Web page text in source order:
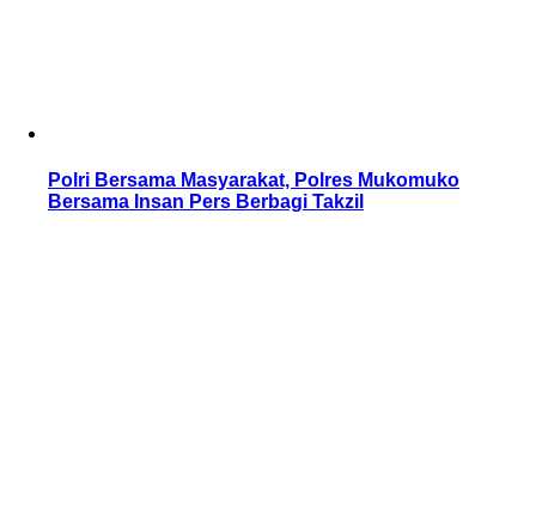
Polri Bersama Masyarakat, Polres Mukomuko
Bersama Insan Pers Berbagi Takzil